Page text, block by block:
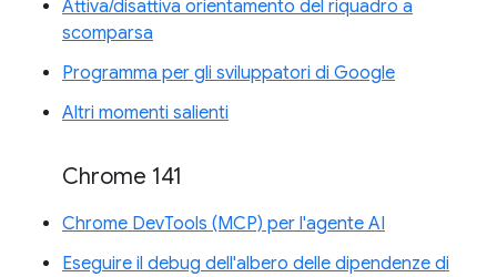
Attiva/disattiva orientamento del riquadro a
scomparsa
Programma per gli sviluppatori di Google
Altri momenti salienti
Chrome 141
Chrome DevTools (MCP) per l'agente AI
Eseguire il debug dell'albero delle dipendenze di